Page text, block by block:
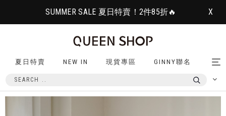
SUMMER SALE 夏日特賣！2件85折🔥 X
夏日特賣 NEW IN 現貨專區 GINNY聯名